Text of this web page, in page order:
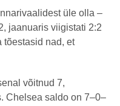
üle olla –
jaanuaris viigistati 2:2
tõestasid nad, et
võitnud 7,
Chelsea saldo on 7–0–